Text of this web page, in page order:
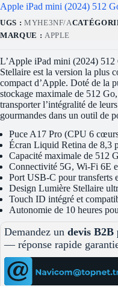
Apple iPad mini (2024) 512
UGS : MYHE3NF/A
MARQUE : APPLE
L’Apple iPad mini (2024)
Stellaire est la version la plus
compact d’Apple. Doté de la
stockage maximale de 512
transporter l’intégralité de
gourmandes dans un outil de
Puce A17 Pro (CPU 6
Écran Liquid Retina de 8,3
Capacité maximale de 512
Connectivité 5G, Wi-Fi 6E
Port USB-C pour transferts
Design Lumière Stellaire
Touch ID intégré et
Autonomie de 10 heures
Demandez un devis B2B
— réponse rapide